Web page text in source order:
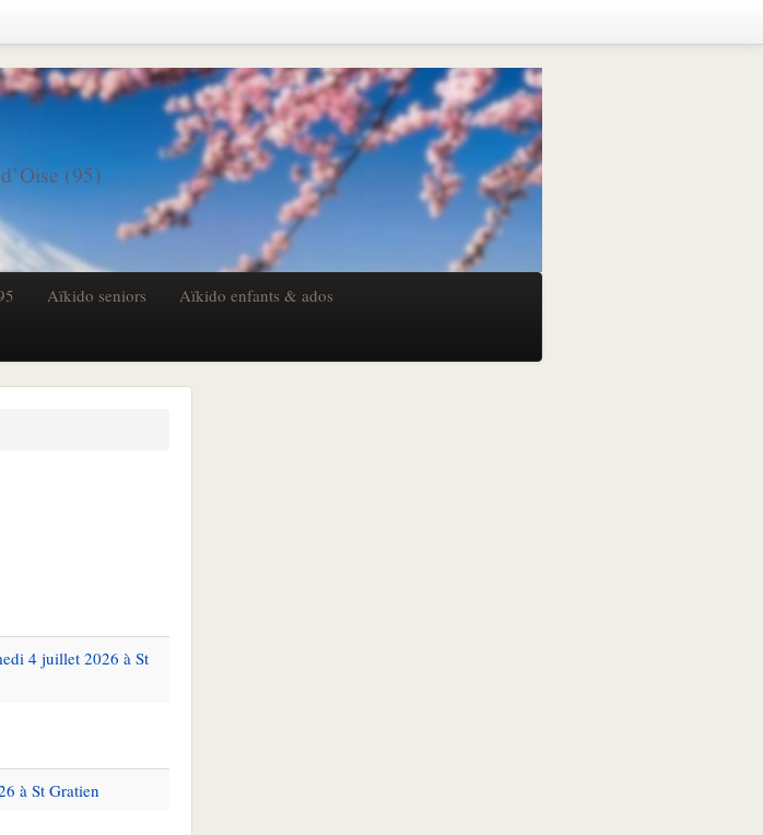
(95)
Aïkido seniors
Aïkido enfants & ados
4 juillet 2026 à St
à St Gratien